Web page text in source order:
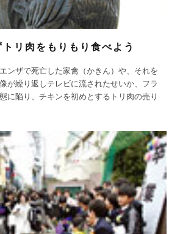
リ肉をもりもり食べよう
ンザで死亡した家禽（かきん）や、それを
が繰り返しテレビに流されたせいか、フラ
に陥り、チキンを初めとするトリ肉の売り
まった。そんな苦しい状況に立たされてい